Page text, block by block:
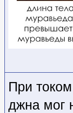
При
джна мог